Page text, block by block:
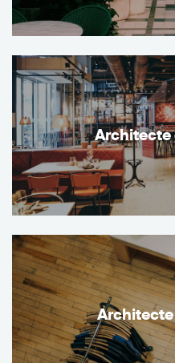
Architecte